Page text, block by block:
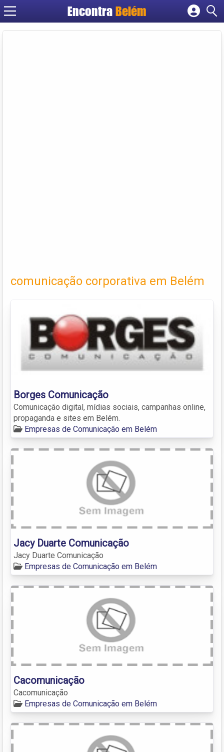
EncontraBelém
Cadastrar empresa
comunicação corporativa em Belém
Borges Comunicação
Comunicação digital, mídias sociais, campanhas online,
propaganda e sites em Belém.
Empresas de Comunicação em Belém
Jacy Duarte Comunicação
Jacy Duarte Comunicação
Empresas de Comunicação em Belém
Cacomunicação
Cacomunicação
Empresas de Comunicação em Belém